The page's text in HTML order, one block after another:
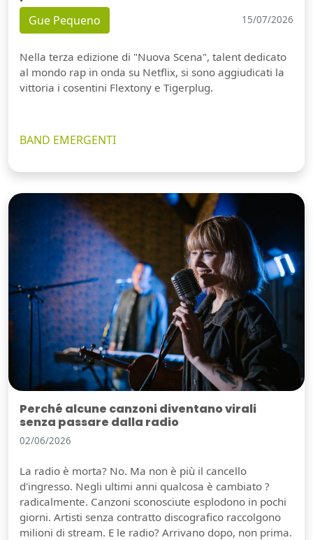
Gue Pequeno 15/07/2026
Nella terza edizione di "Nuova Scena", talent dedicato
al mondo rap in onda su Netflix, si sono aggiudicati la
vittoria i cosentini Flextony e Tigerplug.
BAND EMERGENTI
Perché alcune canzoni diventano virali
senza passare dalla radio
02/06/2026
La radio è morta? No. Ma non è più il cancello
d'ingresso. Negli ultimi anni qualcosa è cambiato ?
radicalmente. Canzoni sconosciute esplodono in pochi
giorni. Artisti senza contratto discografico raccolgono
milioni di stream. E le radio? Arrivano dopo, non prima.